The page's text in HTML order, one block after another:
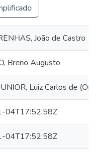
João de Castro
Breno Augusto
Luiz Carlos de
04T17:52:58Z
04T17:52:58Z